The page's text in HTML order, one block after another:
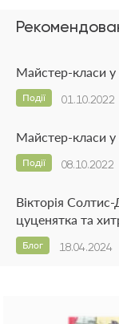
Майстер-класи у
01.10.2022
Події
Майстер-класи у
08.10.2022
Події
Вікторія
цуценятка та
18.04.2024
Блог